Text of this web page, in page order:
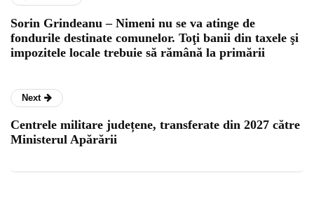
Sorin Grindeanu – Nimeni nu se va atinge de
fondurile destinate comunelor. Toţi banii din taxele şi
impozitele locale trebuie să rămână la primării
Next
Centrele militare județene, transferate din 2027 către
Ministerul Apărării